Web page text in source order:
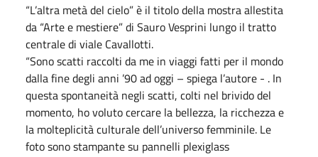
“L’altra metà del cielo” è il titolo della mostra allestita
da “Arte e mestiere” di Sauro Vesprini lungo il tratto
centrale di viale Cavallotti.
“Sono scatti raccolti da me in viaggi fatti per il mondo
dalla fine degli anni ’90 ad oggi – spiega l’autore - . In
questa spontaneità negli scatti, colti nel brivido del
momento, ho voluto cercare la bellezza, la ricchezza e
la molteplicità culturale dell’universo femminile. Le
foto sono stampante su pannelli plexiglass